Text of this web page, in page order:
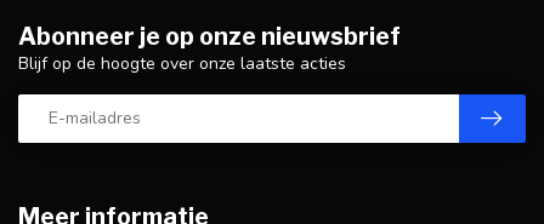
Meer informatie
Abonneer je op onze nieuwsbrief
Blijf op de hoogte over onze laatste acties